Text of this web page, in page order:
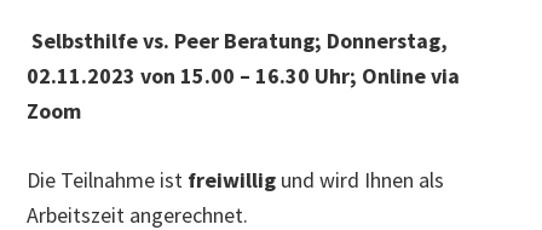
Selbsthilfe vs. Peer Beratung; Donnerstag,
02.11.2023 von 15.00 – 16.30 Uhr; Online via
Zoom
Die Teilnahme ist freiwillig und wird Ihnen als
Arbeitszeit angerechnet.